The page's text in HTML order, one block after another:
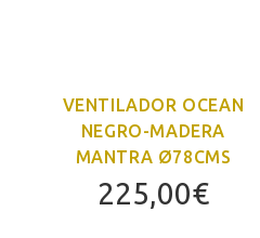
VENTILADOR OCEAN
NEGRO-MADERA
MANTRA Ø78CMS
225,00€